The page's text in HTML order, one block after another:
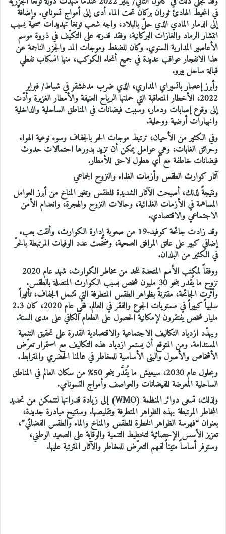
في المحيط الهادئ ثوران بركان تحت الماء أدى إلى أمواج تسونامي. وإضافةً
إلى الدمار المادي الذي حلّ بالبلاد، واجه شعب تونغا تهديدات صحية بسبب
انتشار الرماد والغازات البركانية، وفقد قدرته على التكيّف في ذروة موسم
الأعاصير المدارية السنوي. وكان للضغط وموجات المد والجزر الناجمة عن
هذا الانفجار عواقب عديدة في جميع أنحاء الكوكب، منها انسكاب نفطي
قبالة ساحل بيرو.
وأبرز إعصار باتسيراي المداري، الذي ضرب مدغشقر في شباط/ فبراير
2022، الأخطار المتعاقبة التي حملتها الرياح العنيفة والأمطار الغزيرة وأدّت
إلى وقوع إصابات ودمار، وسببت فيضانات في المناطق الساحلية والداخلية
وانهيارات أرضية ووحلية.
وفي الكثير من الأحيان، ترتبط موجات الحر بالجفاف وسوء نوعية الهواء
وحرائق الغابات، وهي عوامل يمكن أن تزيد بدورها احتمالات حدوث
فيضانات خاطفة مع أي هطول لاحق للأمطار.
آثار كوارث الطقس وأزمات الغذاء والنزوح الجماعي
ونتيجةً لذلك، أصبحت الآثار الشديدة للطقس وتغير المناخ من أبرز العوامل
المساهمة في الأزمات الغذائية، وحالات النزوح والهجرة، وانعدام الأمن
الاجتماعي والاقتصادي.
وقد زادت جائحة كوفيد-19 من صعوبة إدارة الكوارث، وألقت بعبء
إضافي كبير على عاتق المرافق الصحية، وضخّمت عدد الوفيات المرتبطة بالحرّ
في الكثير من البلدان.
ووفقاً لمكتب الأمم المتحدة للحد من مخاطر الكوارث، شهد عام 2020
نزوح ما يُقدر بنحو 30 مليون شخص بسبب الكوارث المتصلة بالطقس.
وأثّرت الجائحة، مقترنةً بظواهر الطقس المتطرفة التي تشمل الجفاف، تأثيراً
سلبياً كبيراً في مستويات الجوع والفقر في العالم. ففي عام 2020، كان 2.3
مليار شخص يفتقرون لإمكانية الحصول على الطعام الكافي على مدى السنة.
ويهدّد ازدياد التكاليف الاجتماعية والاقتصادية القدرة على تحقيق التنمية
المستدامة. ومن المتوقع أن يستمر ازدياد هذه التكاليف مع استمرار تعرّض
الأشخاص والأصول والبنى الأساسية للمخاطر في عالمنا الحضري والمترابط.
وبحلول عام 2030، سيعيش ما يُقدَّر بنحو 50% من سكان العالم في المناطق
الساحلية المعرضة للفيضانات والعواصف وأمواج التسونامي.
ولذلك، تسعى دوائر المنظمة (WMO) إلى زيادة قدراتها لتتمكن من تحديد
المخاطر المرتبطة بهذه الظواهر المتطرفة وتقليصها. وستتيح مبادرة جديدة،
بعنوان “فهرسة الظواهر الخطرة للطقس والمناخ والماء والطقس الفضائي”،
تعزيز الأسس الإحصائية لتخطيط التنمية والوقاية على الصعيد الوطني،
وستوفر أساساً متيناً لفهم التعرّض للمخاطر والآثار المترتبة عليها.